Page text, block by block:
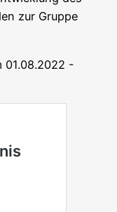
zur Grup­pe
01.08.2022 -